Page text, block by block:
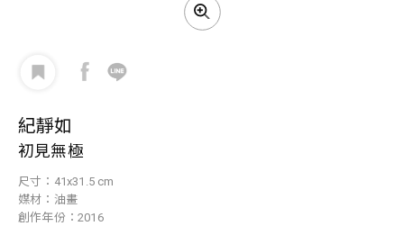
紀靜如
初見無極
尺寸：41x31.5 cm
媒材：油畫
創作年份：2016